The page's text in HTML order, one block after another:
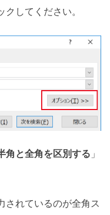
クしてください。
角と全角を区別する 」
されているのが全角ス